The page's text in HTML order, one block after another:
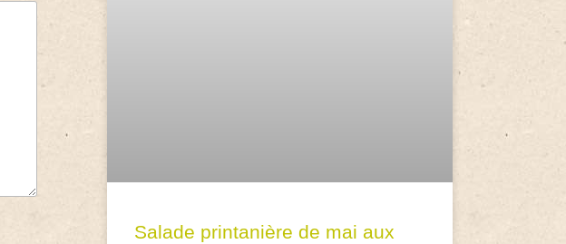
Salade printanière de mai aux